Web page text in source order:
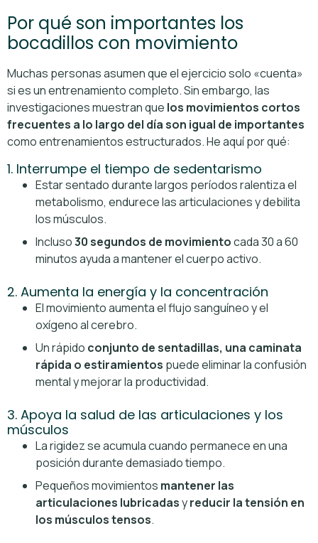
Por qué son importantes los
bocadillos con movimiento
Muchas personas asumen que el ejercicio solo «cuenta»
si es un entrenamiento completo. Sin embargo, las
investigaciones muestran que los movimientos cortos
frecuentes a lo largo del día son igual de importantes
como entrenamientos estructurados. He aquí por qué:
1. Interrumpe el tiempo de sedentarismo
Estar sentado durante largos períodos ralentiza el
metabolismo, endurece las articulaciones y debilita
los músculos.
Incluso30 segundos de movimientocada 30 a 60
minutos ayuda a mantener el cuerpo activo.
2. Aumenta la energía y la concentración
El movimiento aumenta el flujo sanguíneo y el
oxígeno al cerebro.
Un rápido conjunto de sentadillas, una caminata
rápida o estiramientos puede eliminar la confusión
mental y mejorar la productividad.
3. Apoya la salud de las articulaciones y los
músculos
La rigidez se acumula cuando permanece en una
posición durante demasiado tiempo.
Pequeños movimientos mantener las
articulaciones lubricadasyreducir la tensión en
los músculos tensos.